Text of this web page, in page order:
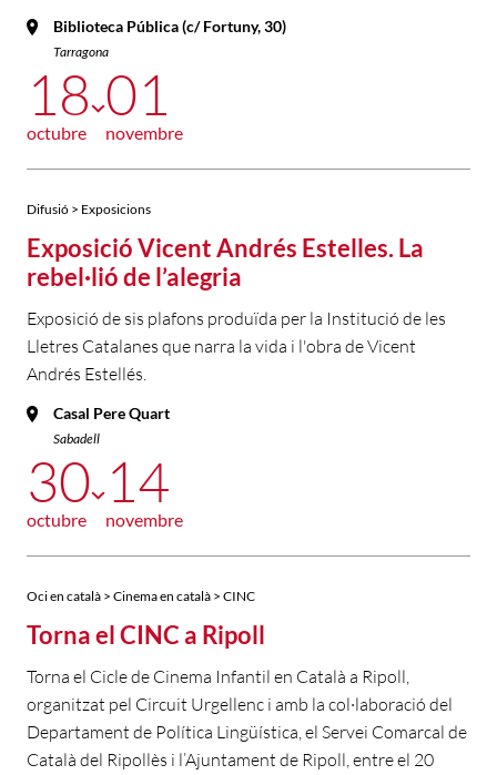
Biblioteca Pública (c/ Fortuny, 30)
Tarragona
18
octubre
01
novembre
Difusió > Exposicions
Exposició Vicent Andrés Estelles. La
rebel·lió de l’alegria
Exposició de sis plafons produïda per la Institució de les
Lletres Catalanes que narra la vida i l'obra de Vicent
Andrés Estellés.
Casal Pere Quart
Sabadell
30
octubre
14
novembre
Oci en català > Cinema en català > CINC
Torna el CINC a Ripoll
Torna el Cicle de Cinema Infantil en Català a Ripoll,
organitzat pel Circuit Urgellenc i amb la col·laboració del
Departament de Política Lingüística, el Servei Comarcal de
Català del Ripollès i l’Ajuntament de Ripoll, entre el 20